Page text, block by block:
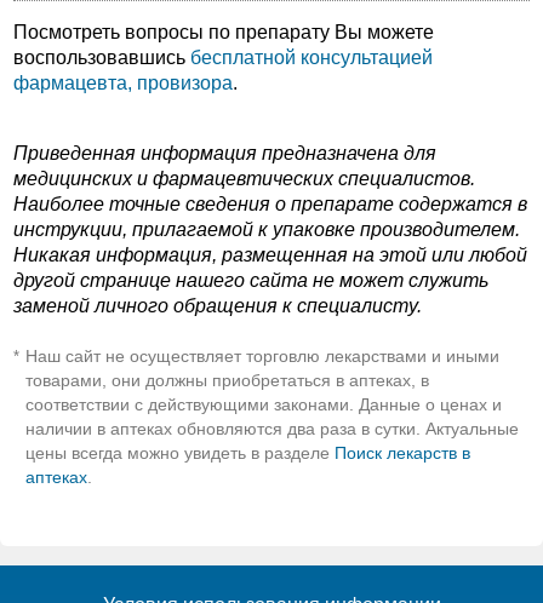
Посмотреть вопросы по препарату Вы можете
воспользовавшись бесплатной консультацией
фармацевта, провизора.
Приведенная информация предназначена для
медицинских и фармацевтических специалистов.
Наиболее точные сведения о препарате содержатся в
инструкции, прилагаемой к упаковке производителем.
Никакая информация, размещенная на этой или любой
другой странице нашего сайта не может служить
заменой личного обращения к специалисту.
* Наш сайт не осуществляет торговлю лекарствами и иными
товарами, они должны приобретаться в аптеках, в
соответствии с действующими законами. Данные о ценах и
наличии в аптеках обновляются два раза в сутки. Актуальные
цены всегда можно увидеть в разделе Поиск лекарств в
аптеках